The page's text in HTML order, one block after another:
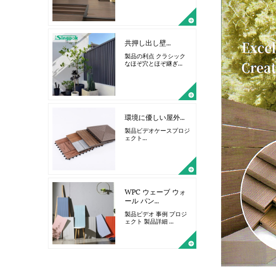
共押し出し壁...
製品の利点 クラシック
なほぞ穴とほぞ継ぎ...
環境に優しい屋外...
製品ビデオケースプロジ
ェクト...
WPC ウェーブ ウォ
ール パン...
製品ビデオ 事例 プロジ
ェクト 製品詳細 ...